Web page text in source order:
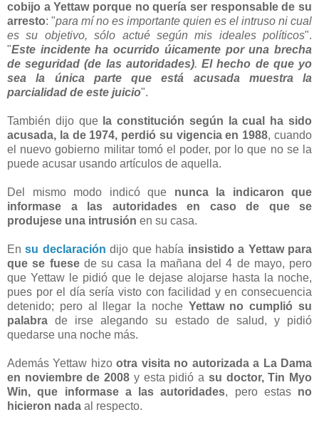
cobijo a Yettaw porque no quería ser responsable de su
arresto: "para mí no es importante quien es el intruso ni cual
es su objetivo, sólo actué según mis ideales políticos".
"Este incidente ha ocurrido úicamente por una brecha
de seguridad (de las autoridades).El hecho de que yo
sea la única parte que está acusada muestra la
parcialidad de este juicio".
También dijo que la constitución según la cual ha sido
acusada, la de 1974, perdió su vigencia en 1988, cuando
el nuevo gobierno militar tomó el poder, por lo que no se la
puede acusar usando artículos de aquella.
Del mismo modo indicó que nunca la indicaron que
informase a las autoridades en caso de que se
produjese una intrusión en su casa.
Ensu declaración dijo que había insistido a Yettaw para
que se fuese de su casa la mañana del 4 de mayo, pero
que Yettaw le pidió que le dejase alojarse hasta la noche,
pues por el día sería visto con facilidad y en consecuencia
detenido; pero al llegar la noche Yettaw no cumplió su
palabrade irse alegando su estado de salud, y pidió
quedarse una noche más.
Además Yettaw hizootra visita no autorizada a La Dama
en noviembre de 2008 y esta pidió a su doctor, Tin Myo
Win, que informase a las autoridades, pero estas no
hicieron nada al respecto.